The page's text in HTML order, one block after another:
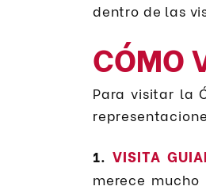
dentro de las
CÓMO
Para visitar la
1.VISITA
merece